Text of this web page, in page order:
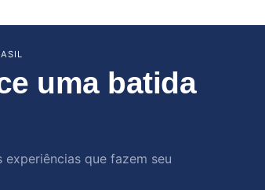
uma batida
que fazem seu